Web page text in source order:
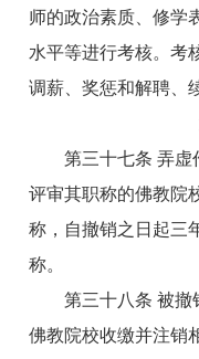
师的政治素质、修学
水平等进行考核。考
调薪、奖惩和解聘、
第三十七条 弄虚
评审其职称的佛教院
称，自撤销之日起三
称。
第三十八条 被撤
佛教院校收缴并注销